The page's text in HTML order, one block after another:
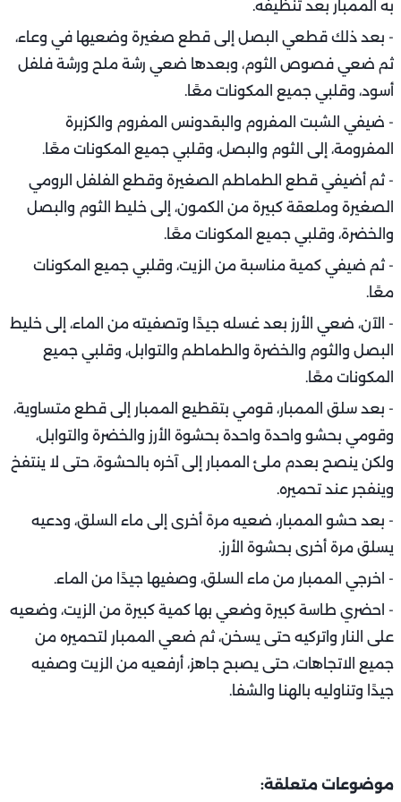
به الممبار بعد تنظيفه.
- بعد ذلك قطعي البصل إلى قطع صغيرة وضعيها في وعاء،
ثم ضعي فصوص الثوم، وبعدها ضعي رشة ملح ورشة فلفل
أسود، وقلبي جميع المكونات معًا.
- ضيفي الشبت المفروم والبقدونس المفروم والكزبرة
المفرومة، إلى الثوم والبصل، وقلبي جميع المكونات معًا.
- ثم أضيفي قطع الطماطم الصغيرة وقطع الفلفل الرومي
الصغيرة وملعقة كبيرة من الكمون، إلى خليط الثوم والبصل
والخضرة، وقلبي جميع المكونات معًا.
- ثم ضيفي كمية مناسبة من الزيت، وقلبي جميع المكونات
معًا.
- الآن، ضعي الأرز بعد غسله جيدًا وتصفيته من الماء، إلى خليط
البصل والثوم والخضرة والطماطم والتوابل، وقلبي جميع
المكونات معًا.
- بعد سلق الممبار، قومي بتقطيع الممبار إلى قطع متساوية،
وقومي بحشو واحدة واحدة بحشوة الأرز والخضرة والتوابل،
ولكن ينصح بعدم ملئ الممبار إلى آخره بالحشوة، حتى لا ينتفخ
وينفجر عند تحميره.
- بعد حشو الممبار، ضعيه مرة أخرى إلى ماء السلق، ودعيه
يسلق مرة أخرى بحشوة الأرز.
- اخرجي الممبار من ماء السلق، وصفيها جيدًا من الماء.
- احضري طاسة كبيرة وضعي بها كمية كبيرة من الزيت، وضعيه
على النار واتركيه حتى يسخن، ثم ضعي الممبار لتحميره من
جميع الاتجاهات، حتى يصبح جاهز، أرفعيه من الزيت وصفيه
جيدًا وتناوليه بالهنا والشفا.
موضوعات متعلقة: